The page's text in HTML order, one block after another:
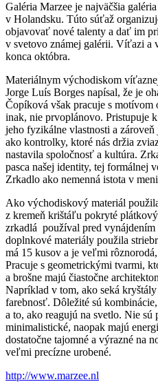
Galéria Marzee je najväčšia
v Holandsku. Túto súťaž
objavovať nové talenty a dať im
v svetovo známej galérii. Víťazi a
konca októbra.
Materiálnym východiskom
Jorge Luís Borges napísal, že je
Čopíková však pracuje s motívom
inak, nie prvoplánovo. Pristupuje
jeho fyzikálne vlastnosti a
ako kontrolky, ktoré nás držia
nastavila spoločnosť a kultúra.
pasca našej identity, tej formálnej
Zrkadlo ako nemenná istota v
Ako východiskový materiál
z kremeň krištáľu pokryté
zrkadlá používal pred
doplnkové materiály použila
má 15 kusov a je veľmi
Pracuje s geometrickými tvarmi,
a brošne majú čiastočne
Napríklad v tom, ako seká
farebnosť. Dôležité sú
a to, ako reagujú na svetlo. Nie sú
minimalistické, naopak majú
dostatočne tajomné a výrazné na
veľmi precízne urobené.
http://www.marzee.nl